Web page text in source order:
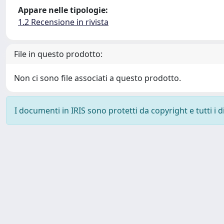
Appare nelle tipologie:
1.2 Recensione in rivista
File in questo prodotto:
Non ci sono file associati a questo prodotto.
I documenti in IRIS sono protetti da copyright e tutti i